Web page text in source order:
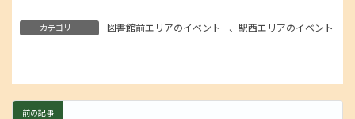
カテゴリー 図書館前エリアのイベント 、 駅西エリアのイベント
前の記事